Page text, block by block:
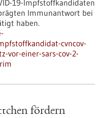
19-Impfstoffkandidaten
Immunantwort bei
haben.
cvncov-
vor-einer-sars-cov-2-
fördern